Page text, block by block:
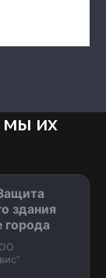
здания
города